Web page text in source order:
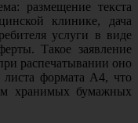
размещение текста
клинике, дача
услуги в виде
Такое заявление
распечатывании оно
листа формата А4, что
хранимых бумажных